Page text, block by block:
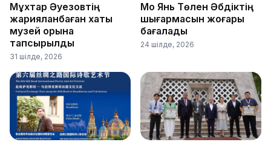
Мұхтар Әуезовтің
жарияланбаған хаты
музей қорына
тапсырылды
31 шілде, 2026
Мо Янь Төлен Әбдіктің
шығармасын жоғары
бағалады
24 шілде, 2026